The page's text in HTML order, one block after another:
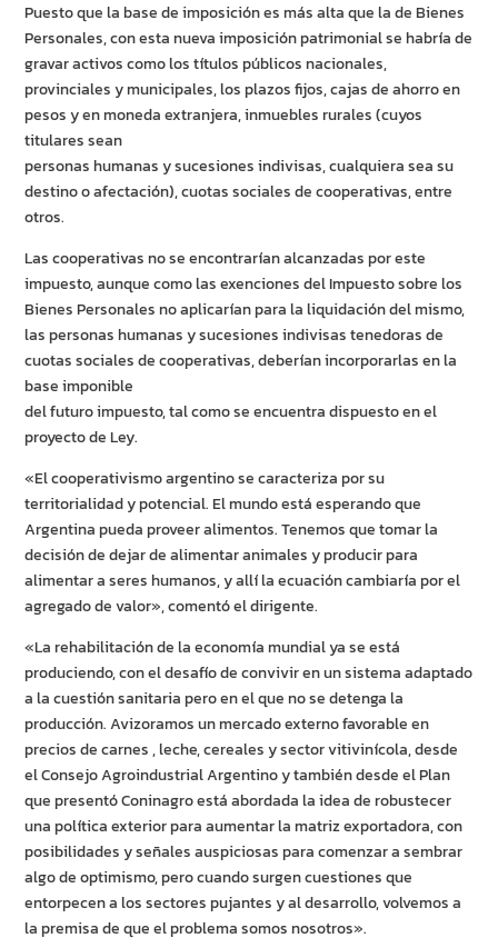
Puesto que la base de imposición es más alta que la de Bienes
Personales, con esta nueva imposición patrimonial se habría de
gravar activos como los títulos públicos nacionales,
provinciales y municipales, los plazos fijos, cajas de ahorro en
pesos y en moneda extranjera, inmuebles rurales (cuyos
titulares sean
personas humanas y sucesiones indivisas, cualquiera sea su
destino o afectación), cuotas sociales de cooperativas, entre
otros.
Las cooperativas no se encontrarían alcanzadas por este
impuesto, aunque como las exenciones del Impuesto sobre los
Bienes Personales no aplicarían para la liquidación del mismo,
las personas humanas y sucesiones indivisas tenedoras de
cuotas sociales de cooperativas, deberían incorporarlas en la
base imponible
del futuro impuesto, tal como se encuentra dispuesto en el
proyecto de Ley.
«El cooperativismo argentino se caracteriza por su
territorialidad y potencial. El mundo está esperando que
Argentina pueda proveer alimentos. Tenemos que tomar la
decisión de dejar de alimentar animales y producir para
alimentar a seres humanos, y allí la ecuación cambiaría por el
agregado de valor», comentó el dirigente.
«La rehabilitación de la economía mundial ya se está
produciendo, con el desafío de convivir en un sistema adaptado
a la cuestión sanitaria pero en el que no se detenga la
producción. Avizoramos un mercado externo favorable en
precios de carnes , leche, cereales y sector vitivinícola, desde
el Consejo Agroindustrial Argentino y también desde el Plan
que presentó Coninagro está abordada la idea de robustecer
una política exterior para aumentar la matriz exportadora, con
posibilidades y señales auspiciosas para comenzar a sembrar
algo de optimismo, pero cuando surgen cuestiones que
entorpecen a los sectores pujantes y al desarrollo, volvemos a
la premisa de que el problema somos nosotros».